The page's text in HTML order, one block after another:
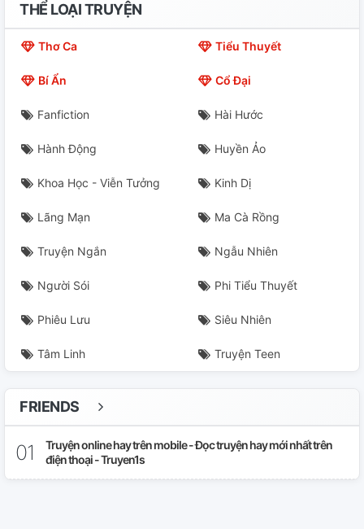
THỂ LOẠI TRUYỆN
Thơ Ca Tiểu Thuyết
Bí Ẩn Cổ Đại
Fanfiction Hài Hước
Hành Động Huyền Ảo
Khoa Học - Viễn Tưởng Kinh Dị
Lãng Mạn Ma Cà Rồng
Truyện Ngắn Ngẫu Nhiên
Người Sói Phi Tiểu Thuyết
Phiêu Lưu Siêu Nhiên
Tâm Linh Truyện Teen
FRIENDS
Truyện online hay trên mobile - Đọc truyện hay mới nhất trên
điện thoại - Truyen1s